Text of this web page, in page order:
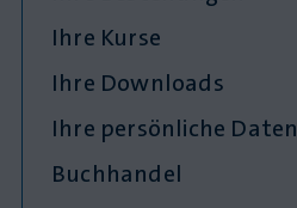
Ihre Kurse
Ihre Downloads
Ihre persönliche Daten
Buchhandel